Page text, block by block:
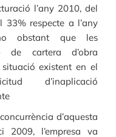
l’any 2010, del
33% respecte a l’any
obstant que les
de cartera d’obra
existent en el
d’inaplicació
d’aquesta
2009, l’empresa va